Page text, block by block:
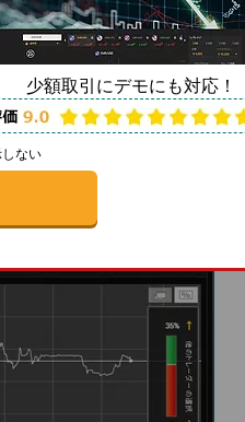
少額取引にデモにも対応！
ない